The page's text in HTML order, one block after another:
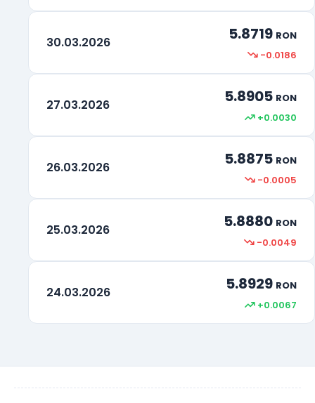
30.03.2026 5.8719 RON
-0.0186
27.03.2026 5.8905 RON
+0.0030
26.03.2026 5.8875 RON
-0.0005
25.03.2026 5.8880 RON
-0.0049
24.03.2026 5.8929 RON
+0.0067